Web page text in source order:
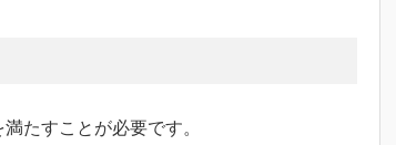
たすことが必要です。